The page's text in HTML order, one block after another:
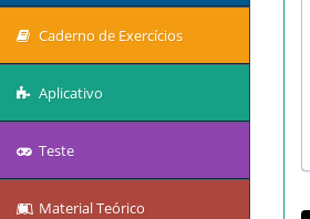
Caderno de Exercícios
Aplicativo
Teste
Material Teórico